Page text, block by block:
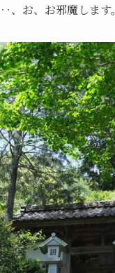
お、お邪魔します。